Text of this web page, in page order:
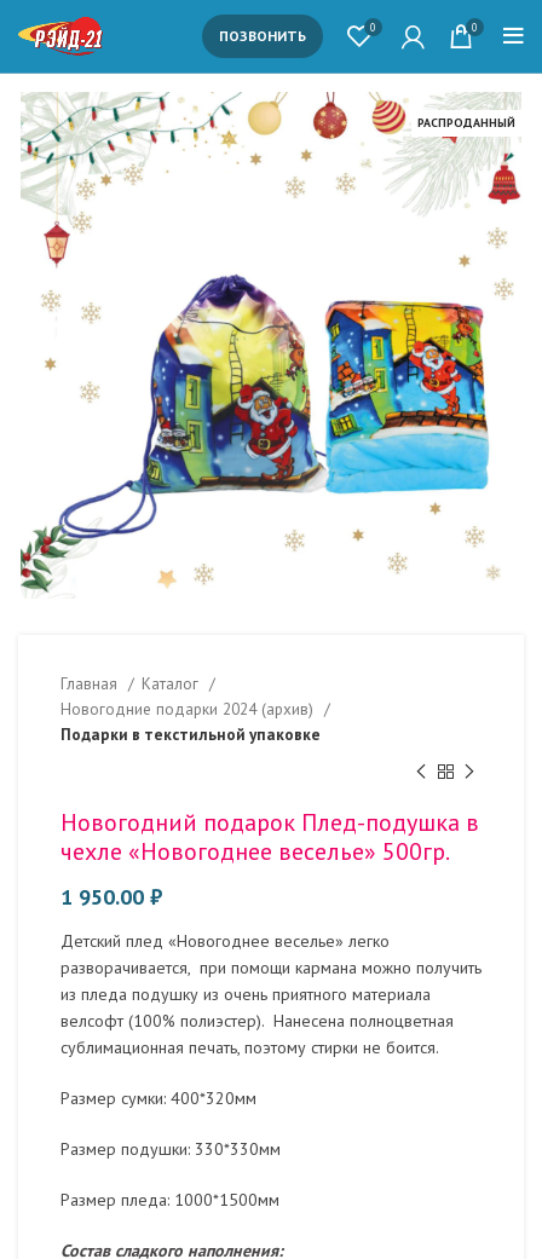
ПОЗВОНИТЬ 0 0
РАСПРОДАННЫЙ
Главная
Каталог
Новогодние подарки 2024 (архив)
Подарки в текстильной упаковке
Новогодний подарок Плед-подушка в
чехле «Новогоднее веселье» 500гр.
1 950.00 ₽
Детский плед «Новогоднее веселье» легко
разворачивается, при помощи кармана можно получить
из пледа подушку из очень приятного материала
велсофт (100% полиэстер). Нанесена полноцветная
сублимационная печать, поэтому стирки не боится.
Размер сумки: 400*320мм
Размер подушки: 330*330мм
Размер пледа: 1000*1500мм
Состав сладкого наполнения: